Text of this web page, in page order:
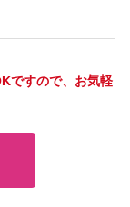
ですので、お気軽